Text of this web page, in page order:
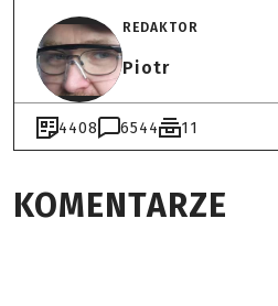
REDAKTOR
Piotr
4408 6544 11
KOMENTARZE